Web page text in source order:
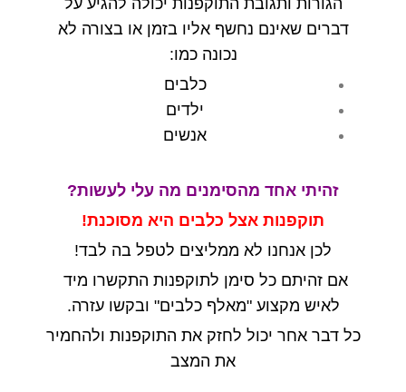
הגורות ותגובת התוקפנות יכולה להגיע על
דברים שאינם נחשף אליו בזמן או בצורה לא
נכונה כמו:
כלבים
ילדים
אנשים
זהיתי אחד מהסימנים מה עלי לעשות?
תוקפנות אצל כלבים היא מסוכנת!
לכן אנחנו לא ממליצים לטפל בה לבד!
אם זהיתם כל סימן לתוקפנות התקשרו מיד
לאיש מקצוע "מאלף כלבים" ובקשו עזרה.
כל דבר אחר יכול לחזק את התוקפנות ולהחמיר
את המצב